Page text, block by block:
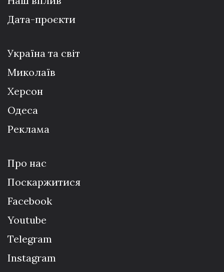
Дата-проєкти
Україна та світ
Миколаїв
Херсон
Одеса
Реклама
Про нас
Поскаржитися
Facebook
Youtube
Telegram
Instagram